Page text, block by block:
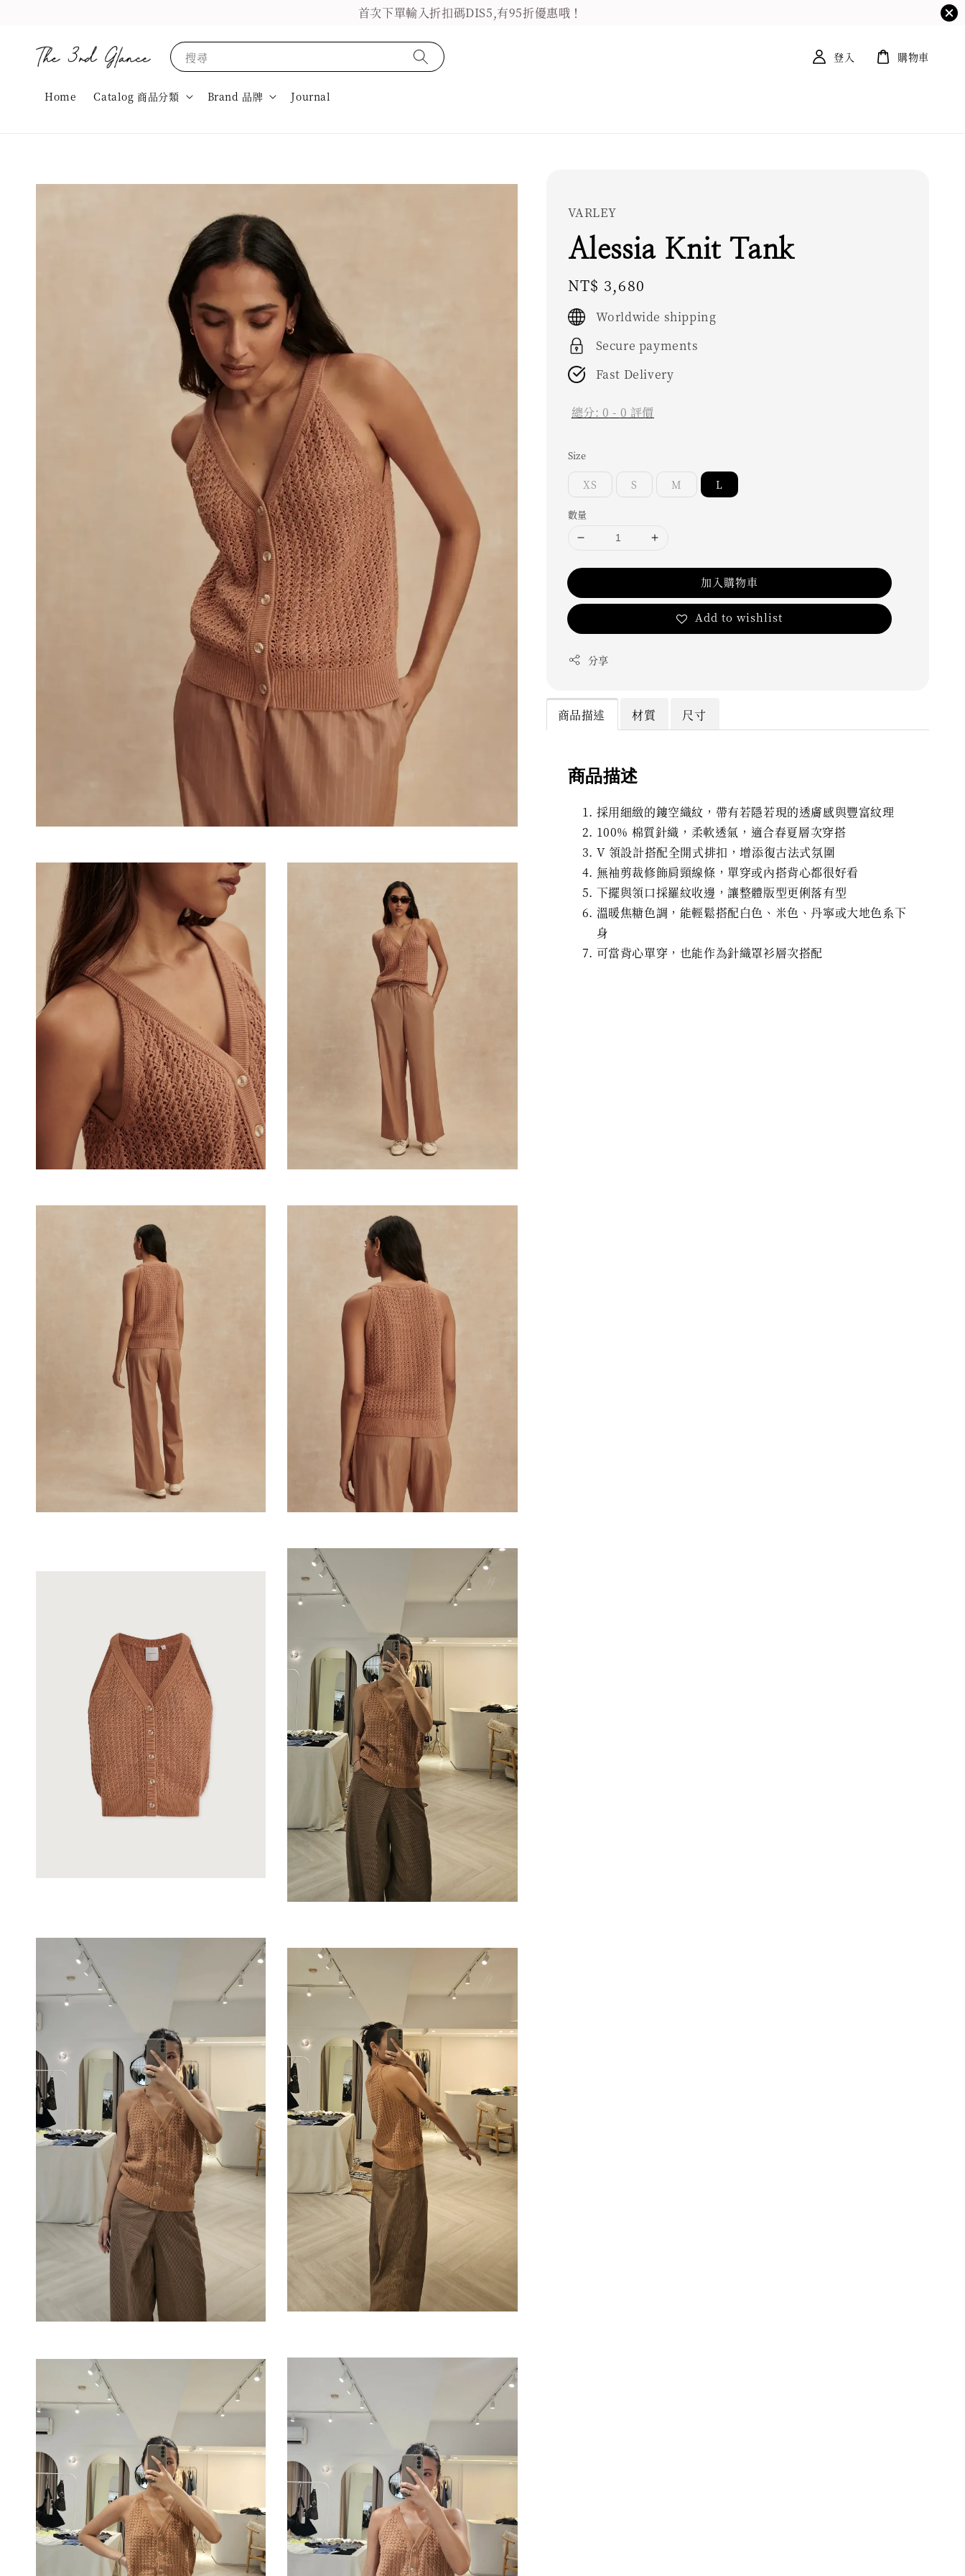
首次下單輸入折扣碼DIS5,有95折優惠哦！
搜尋
Home Catalog 商品分類 Brand 品牌 Journal
登入 購物車
VARLEY
Alessia Knit Tank
Regular
price
NT$ 3,680
Worldwide shipping
Secure payments
Fast Delivery
總分:0 - 0 評價
Size
XS S M L
數量
加入購物車
Add to wishlist
分享
商品描述 材質 尺寸
商品描述
採用細緻的鏤空織紋，帶有若隱若現的透膚感與豐富紋理
100% 棉質針織，柔軟透氣，適合春夏層次穿搭
V 領設計搭配全開式排扣，增添復古法式氛圍
無袖剪裁修飾肩頸線條，單穿或內搭背心都很好看
下擺與領口採羅紋收邊，讓整體版型更俐落有型
溫暖焦糖色調，能輕鬆搭配白色、米色、丹寧或大地色系下
身
可當背心單穿，也能作為針織罩衫層次搭配